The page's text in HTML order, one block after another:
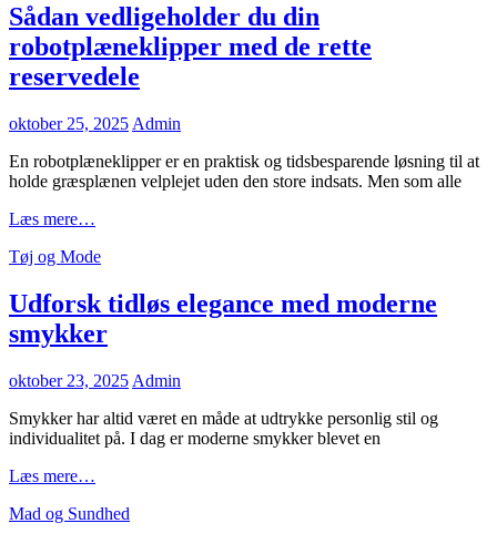
rette
møbler
til
dit
hjem
Sådan vedligeholder du din
robotplæneklipper med de rette
reservedele
Posted
oktober 25, 2025 Admin
En robotplæneklipper er en praktisk og tidsbesparende løsning til at
holde græsplænen velplejet uden den store indsats. Men som alle
Læs mere…
du
robotplæneklipper
med
de
reservedele
Cat
Tøj og Mode
Udforsk tidløs elegance med moderne
smykker
Posted
oktober 23, 2025 Admin
Smykker har altid været en måde at udtrykke personlig stil og
individualitet på. I dag er moderne smykker blevet en
Læs mere…
elegance
Cat
Mad og Sundhed